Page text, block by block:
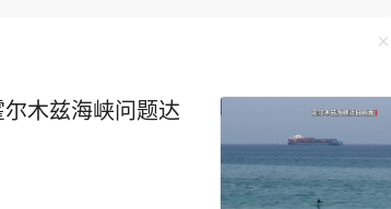
的闲心多了，“委屈自己”的次数也就多
都是世间百态的缩影，细细品读绝对受益
的热闹，才能证明自己在世界上的存在价
木兹海峡问题达